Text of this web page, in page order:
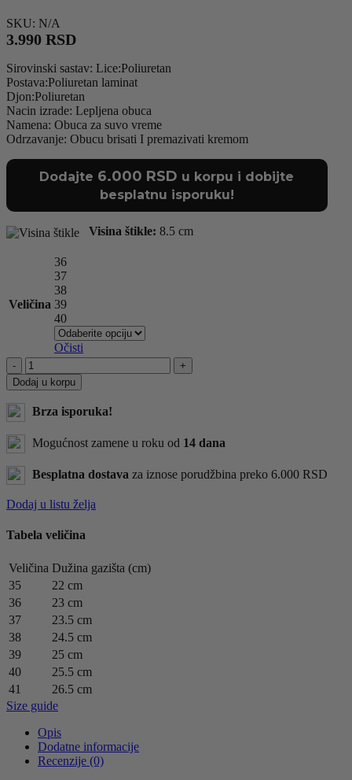
SKU: N/A
3.990 RSD
Sirovinski sastav: Lice:Poliuretan
Postava:Poliuretan laminat
Djon:Poliuretan
Nacin izrade: Lepljena obuca
Namena: Obuca za suvo vreme
Odrzavanje: Obucu brisati I premazivati kremom
Dodajte 6.000 RSD u korpu i dobijte
besplatnu isporuku!
Visina štikle: 8.5 cm
Veličina
36
37
38
39
40
Očisti
CIPELE
XTS3113200
NUDE
količina
Dodaj u korpu
Brza isporuka!
Mogućnost zamene u roku od 14 dana
Besplatna dostava za iznose porudžbina preko 6.000 RSD
Dodaj u listu želja
Tabela veličina
Veličina Dužina gazišta (cm)
35
22 cm
36
23 cm
37
23.5 cm
38
24.5 cm
39
25 cm
40
25.5 cm
41
26.5 cm
Size guide
Opis
Dodatne informacije
Recenzije (0)